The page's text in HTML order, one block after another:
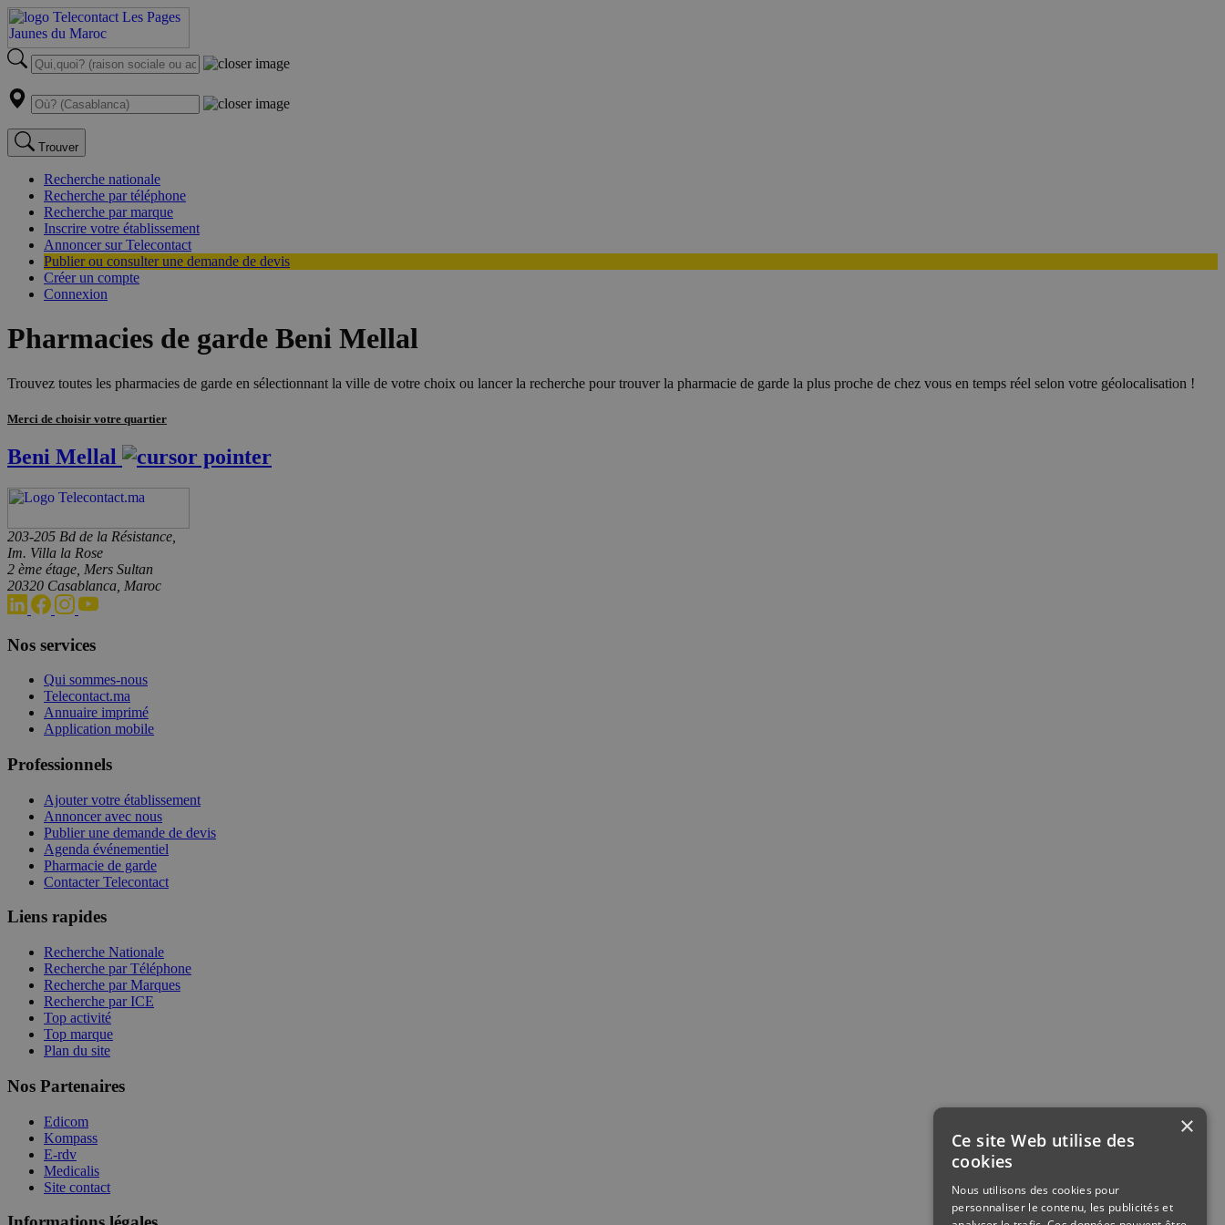
Trouver
Recherche nationale
Recherche par téléphone
Recherche par marque
Inscrire votre établissement
Annoncer sur Telecontact
Publier ou consulter une demande de devis
Créer un compte
Connexion
Pharmacies de garde Beni Mellal
Trouvez toutes les pharmacies de garde en sélectionnant la ville de votre choix ou lancer la recherche pour trouver la pharmacie de garde la plus proche de chez vous en temps réel selon votre géolocalisation !
Merci de choisir votre quartier
Beni Mellal
203-205 Bd de la Résistance,
Im. Villa la Rose
2 ème étage, Mers Sultan
20320 Casablanca, Maroc
Nos services
Qui sommes-nous
Telecontact.ma
Annuaire imprimé
Application mobile
Professionnels
Ajouter votre établissement
Annoncer avec nous
Publier une demande de devis
Agenda événementiel
Pharmacie de garde
Contacter Telecontact
Liens rapides
Recherche Nationale
Recherche par Téléphone
Recherche par Marques
Recherche par ICE
Top activité
Top marque
Plan du site
Nos Partenaires
Edicom
Kompass
E-rdv
Medicalis
Site contact
×
Ce site Web utilise des
cookies
Nous utilisons des cookies pour
personnaliser le contenu, les publicités et